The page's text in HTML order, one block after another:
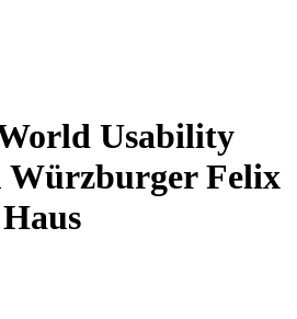
Usability
Würzburger Felix